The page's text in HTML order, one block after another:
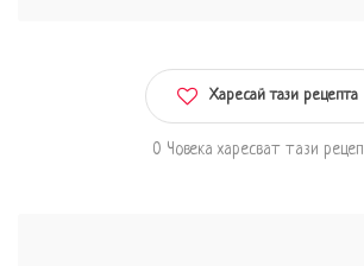
Харесай тази рецепта
0 Човека харесват тази